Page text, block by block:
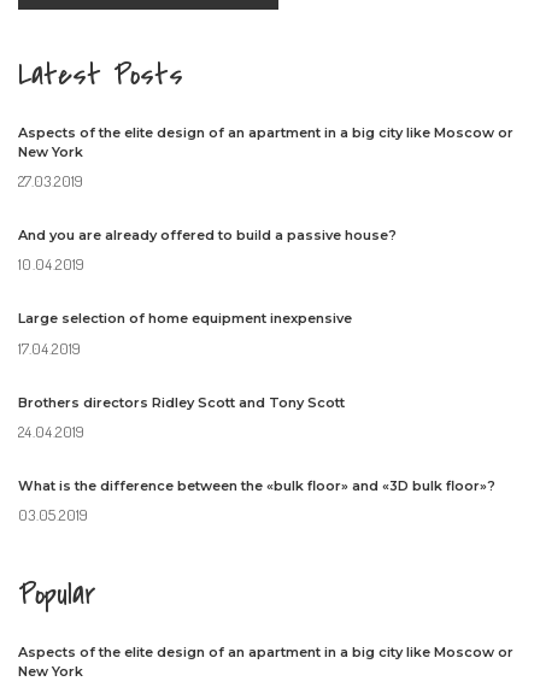
Latest Posts
Aspects of the elite design of an apartment in a big city like Moscow or
New York
27.03.2019
And you are already offered to build a passive house?
10.04.2019
Large selection of home equipment inexpensive
17.04.2019
Brothers directors Ridley Scott and Tony Scott
24.04.2019
What is the difference between the «bulk floor» and «3D bulk floor»?
03.05.2019
Popular
Aspects of the elite design of an apartment in a big city like Moscow or
New York